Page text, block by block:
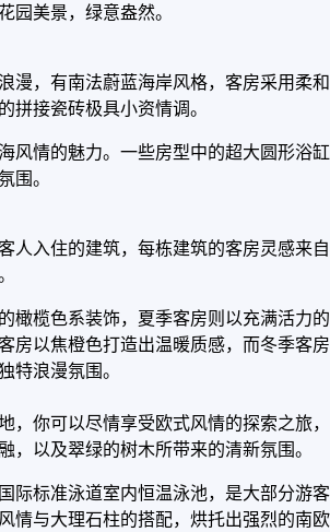
园美景，绿意盎然。
漫，有南法蔚蓝海岸风格，客房采用柔和
拼接瓷砖极具小资情调。
风情的魅力。一些房型中的超大圆形浴缸
围。
人入住的建筑，每栋建筑的客房灵感来自
橄榄色系装饰，夏季客房则以充满活力的
房以焦橙色打造出温暖质感，而冬季客房
特浪漫氛围。
，你可以尽情享受欧式风情的探索之旅，
，以及翠绿的树木所带来的清新氛围。
际标准泳道室内恒温泳池，是大部分游客
情与大理石柱的搭配，烘托出强烈的南欧